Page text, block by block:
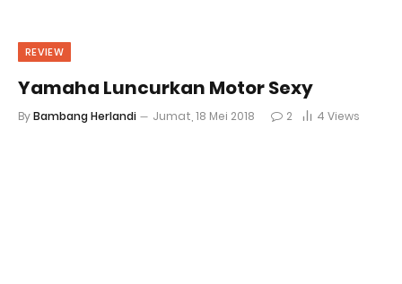
REVIEW
Yamaha Luncurkan Motor Sexy
ByBambang Herlandi Jumat, 18 Mei 2018 2 4 Views